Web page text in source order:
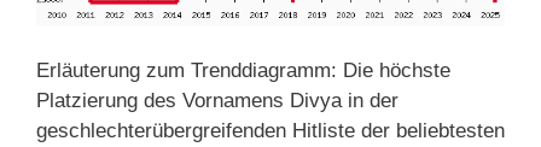
Erläuterung zum Trenddiagramm: Die höchste
Platzierung des Vornamens Divya in der
geschlechterübergreifenden Hitliste der beliebtesten